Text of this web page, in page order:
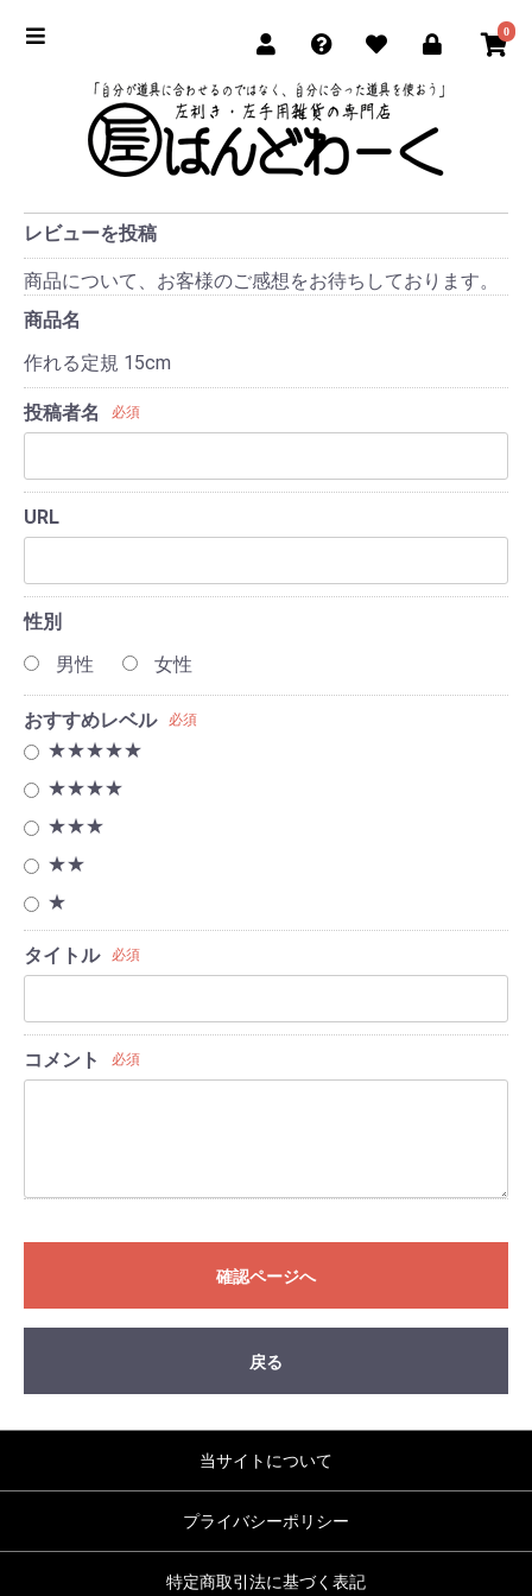
0
レビューを投稿
商品について、お客様のご感想をお待ちしております。
商品名
作れる定規 15cm
投稿者名 必須
URL
性別
男性
女性
おすすめレベル 必須
★★★★★
★★★★
★★★
★★
★
タイトル 必須
コメント 必須
確認ページへ
戻る
当サイトについて
プライバシーポリシー
特定商取引法に基づく表記